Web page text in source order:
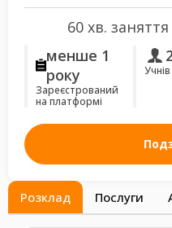
60 хв. заняття
менше 1
року
Зареєстрований
на платформі
Учнів
Розклад Послуги